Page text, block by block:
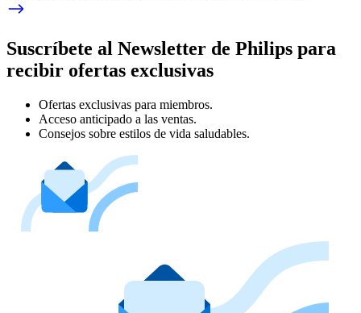
Suscríbete al Newsletter de Philips para
recibir ofertas exclusivas
Ofertas exclusivas para miembros.
Acceso anticipado a las ventas.
Consejos sobre estilos de vida saludables.